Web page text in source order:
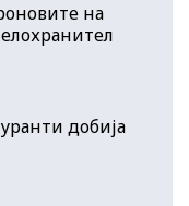
на
добија